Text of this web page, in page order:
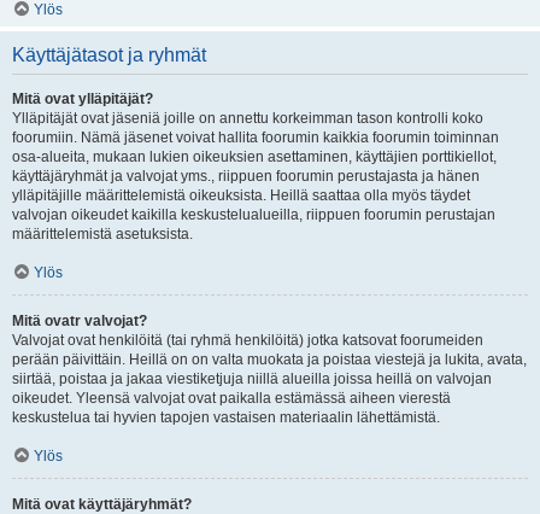
Ylös
Käyttäjätasot ja ryhmät
Mitä ovat ylläpitäjät?
Ylläpitäjät ovat jäseniä joille on annettu korkeimman tason kontrolli koko
foorumiin. Nämä jäsenet voivat hallita foorumin kaikkia foorumin toiminnan
osa-alueita, mukaan lukien oikeuksien asettaminen, käyttäjien porttikiellot,
käyttäjäryhmät ja valvojat yms., riippuen foorumin perustajasta ja hänen
ylläpitäjille määrittelemistä oikeuksista. Heillä saattaa olla myös täydet
valvojan oikeudet kaikilla keskustelualueilla, riippuen foorumin perustajan
määrittelemistä asetuksista.
Ylös
Mitä ovatr valvojat?
Valvojat ovat henkilöitä (tai ryhmä henkilöitä) jotka katsovat foorumeiden
perään päivittäin. Heillä on on valta muokata ja poistaa viestejä ja lukita, avata,
siirtää, poistaa ja jakaa viestiketjuja niillä alueilla joissa heillä on valvojan
oikeudet. Yleensä valvojat ovat paikalla estämässä aiheen vierestä
keskustelua tai hyvien tapojen vastaisen materiaalin lähettämistä.
Ylös
Mitä ovat käyttäjäryhmät?